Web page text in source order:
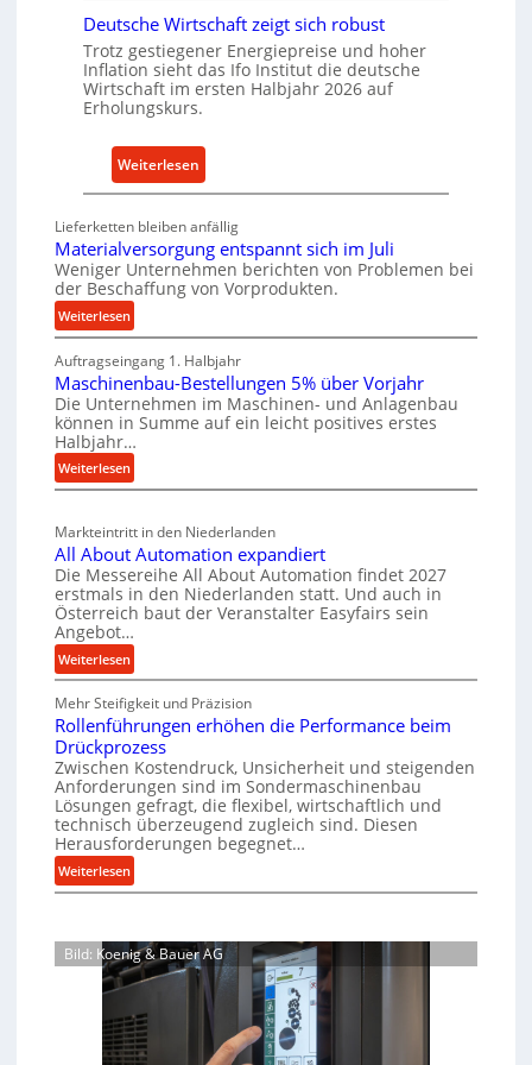
n
d
u
s
i
-
E
r
a
t
z
t
e
n
e
i
n
ü
r
n
a
h
h
a
l
t
i
g
r
k
g
b
a
u
p
o
z
e
s
e
Deutsche Wirtschaft zeigt sich robust
Trotz gestiegener Energiepreise und hoher
Inflation sieht das Ifo Institut die deutsche
Wirtschaft im ersten Halbjahr 2026 auf
Erholungskurs.
Weiterlesen:
D
u
t
s
h
e
W
s
h
a
f
t
i
g
t
s
i
c
h
o
u
s
t
Lieferketten bleiben anfällig
Materialversorgung entspannt sich im Juli
Weniger Unternehmen berichten von Problemen bei
der Beschaffung von Vorprodukten.
Weiterlesen:
M
a
t
e
r
i
a
l
e
r
s
o
g
u
n
g
e
n
t
s
p
a
n
s
i
c
h
i
m
Auftragseingang 1. Halbjahr
Maschinenbau-Bestellungen 5% über Vorjahr
Die Unternehmen im Maschinen- und Anlagenbau
können in Summe auf ein leicht positives erstes
Halbjahr…
Weiterlesen:
M
s
c
h
i
n
e
n
a
u
B
e
s
t
e
l
u
n
g
n
5
Markteintritt in den Niederlanden
All About Automation expandiert
Die Messereihe All About Automation findet 2027
erstmals in den Niederlanden statt. Und auch in
Österreich baut der Veranstalter Easyfairs sein
Angebot…
Weiterlesen:
A
l
l
A
b
o
u
t
A
u
m
a
i
o
Mehr Steifigkeit und Präzision
Rollenführungen erhöhen die Performance beim
Drückprozess
Zwischen Kostendruck, Unsicherheit und steigenden
Anforderungen sind im Sondermaschinenbau
Lösungen gefragt, die flexibel, wirtschaftlich und
technisch überzeugend zugleich sind. Diesen
Herausforderungen begegnet…
Weiterlesen:
R
l
e
f
ü
Bild: Koenig & Bauer AG